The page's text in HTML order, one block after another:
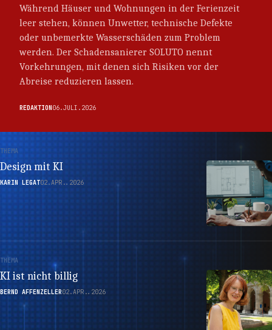
Während Häuser und Wohnungen in der Ferienzeit
leer stehen, können Unwetter, technische Defekte
oder unbemerkte Wasserschäden zum Problem
werden. Der Schadensanierer SOLUTO nennt
Vorkehrungen, mit denen sich Risiken vor der
Abreise reduzieren lassen.
REDAKTION 06.JULI.2026
THEMA
Design mit KI
KARIN LEGAT02.APR..2026
THEMA
KI ist nicht billig
BERND AFFENZELLER02.APR..2026